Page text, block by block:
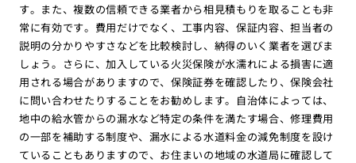
す。また、複数の信頼できる業者から相見積もりを取ることも非
常に有効です。費用だけでなく、工事内容、保証内容、担当者の
説明の分かりやすさなどを比較検討し、納得のいく業者を選びま
しょう。さらに、加入している火災保険が水濡れによる損害に適
用される場合がありますので、保険証券を確認したり、保険会社
に問い合わせたりすることをお勧めします。自治体によっては、
地中の給水管からの漏水など特定の条件を満たす場合、修理費用
の一部を補助する制度や、漏水による水道料金の減免制度を設け
ていることもありますので、お住まいの地域の水道局に確認して